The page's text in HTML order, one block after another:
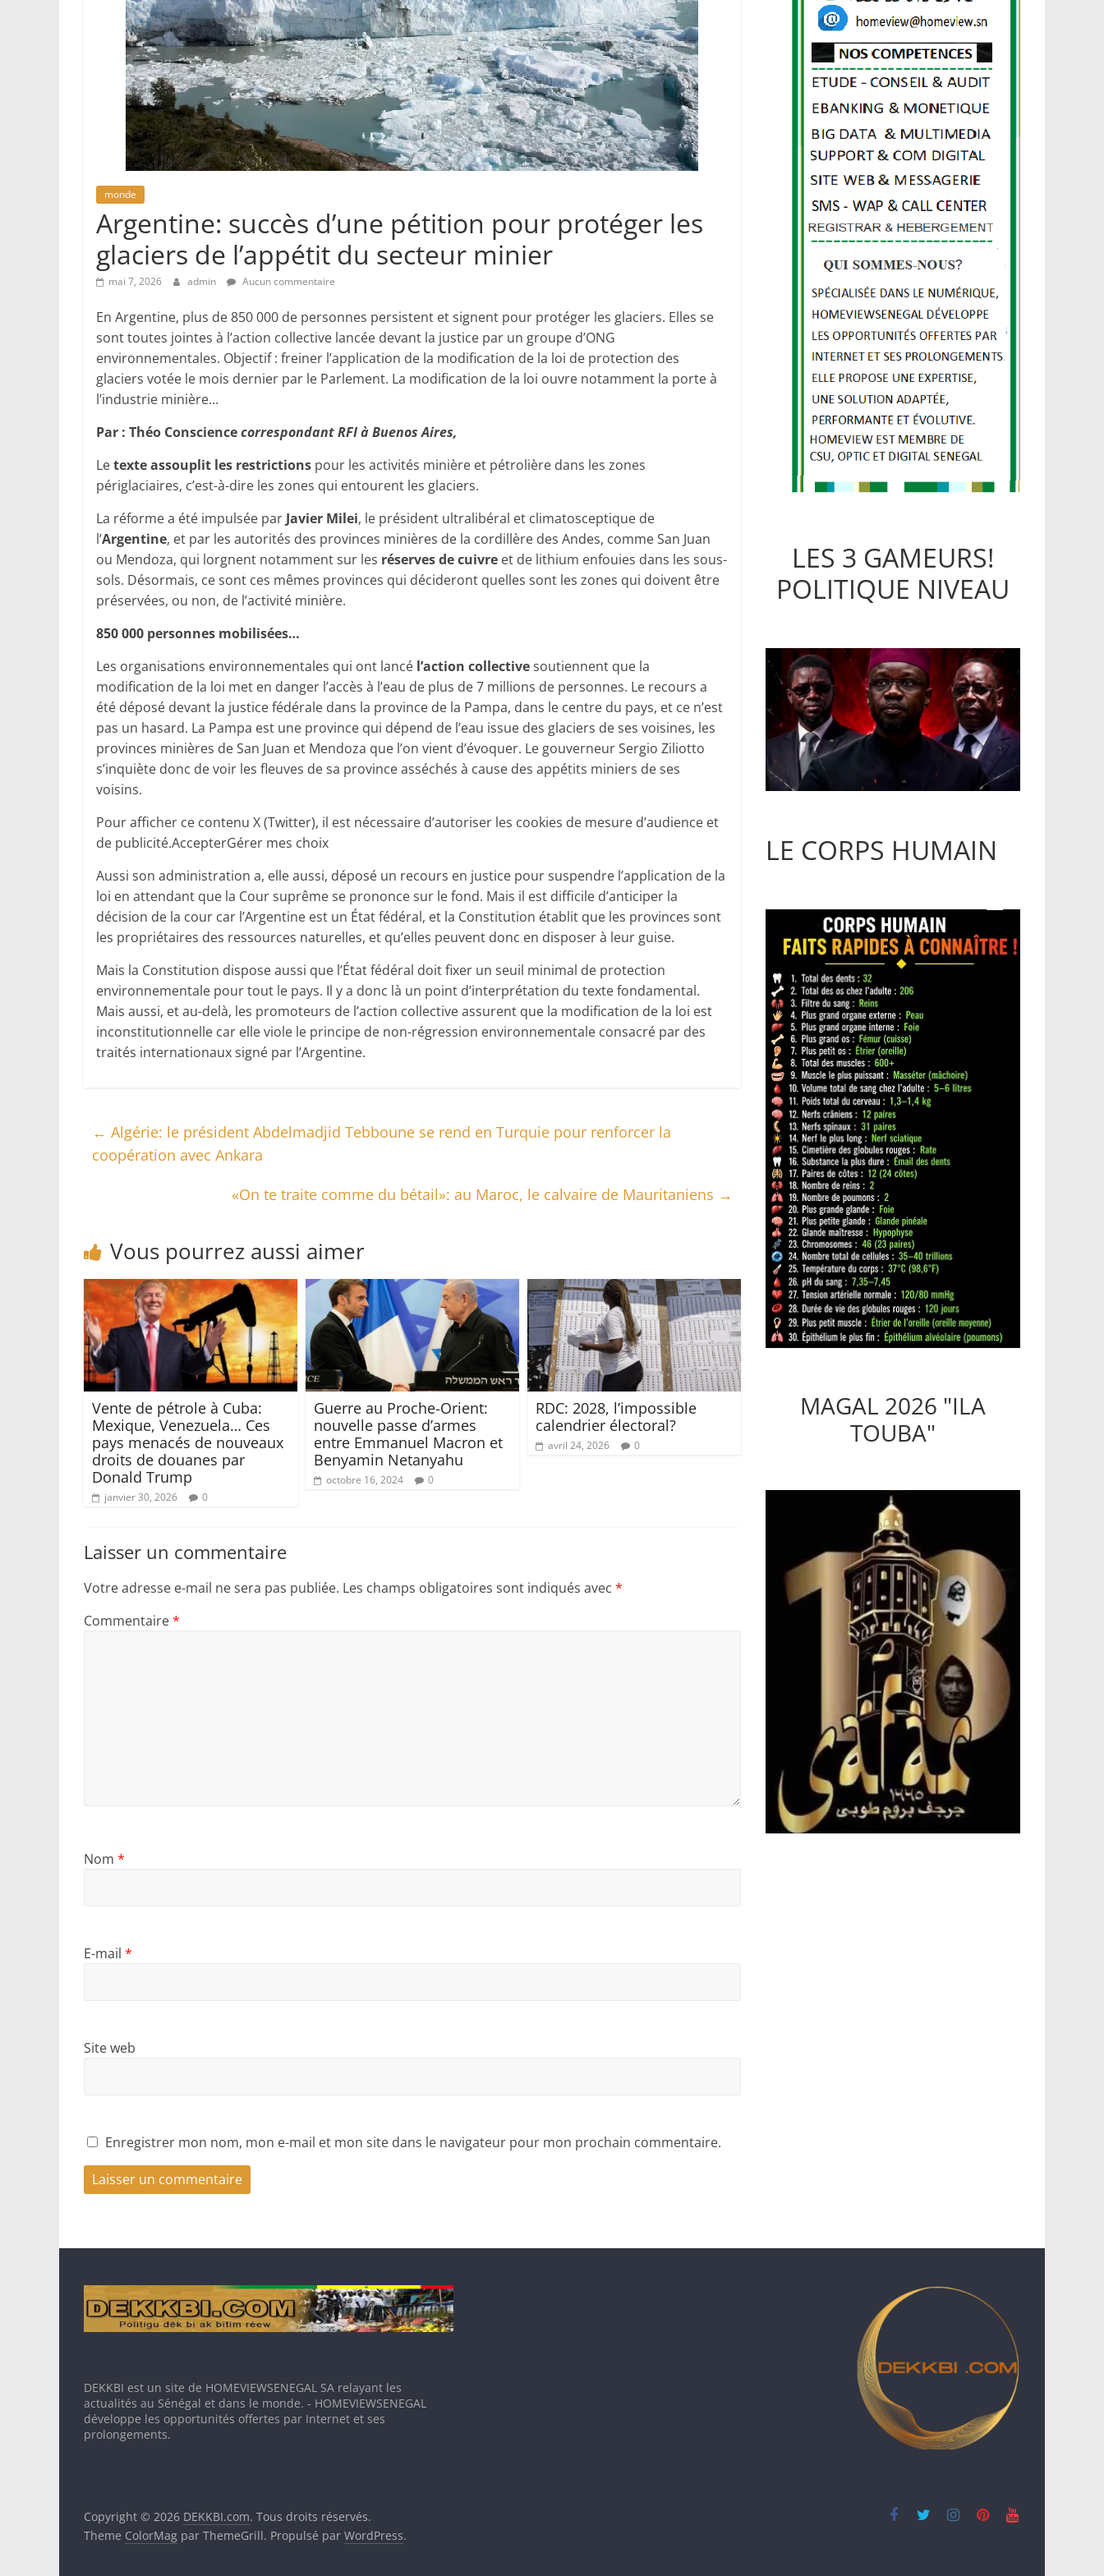
monde
Argentine: succès d’une pétition pour protéger les
glaciers de l’appétit du secteur minier
mai 7, 2026 admin Aucun commentaire
En Argentine, plus de 850 000 de personnes persistent et signent pour protéger les glaciers. Elles se
sont toutes jointes à l’action collective lancée devant la justice par un groupe d’ONG
environnementales. Objectif : freiner l’application de la modification de la loi de protection des
glaciers votée le mois dernier par le Parlement. La modification de la loi ouvre notamment la porte à
l’industrie minière…
Par : Théo Consciencecorrespondant RFI à Buenos Aires,
Letexte assouplit les restrictions pour les activités minière et pétrolière dans les zones
périglaciaires, c’est-à-dire les zones qui entourent les glaciers.
La réforme a été impulsée par Javier Milei, le président ultralibéral et climatosceptique de
l’Argentine, et par les autorités des provinces minières de la cordillère des Andes, comme San Juan
ou Mendoza, qui lorgnent notamment sur les réserves de cuivre et de lithium enfouies dans les sous-
sols. Désormais, ce sont ces mêmes provinces qui décideront quelles sont les zones qui doivent être
préservées, ou non, de l’activité minière.
850 000 personnes mobilisées…
Les organisations environnementales qui ont lancé l’action collectivesoutiennent que la
modification de la loi met en danger l’accès à l’eau de plus de 7 millions de personnes. Le recours a
été déposé devant la justice fédérale dans la province de la Pampa, dans le centre du pays, et ce n’est
pas un hasard. La Pampa est une province qui dépend de l’eau issue des glaciers de ses voisines, les
provinces minières de San Juan et Mendoza que l’on vient d’évoquer. Le gouverneur Sergio Ziliotto
s’inquiète donc de voir les fleuves de sa province asséchés à cause des appétits miniers de ses
voisins.
Pour afficher ce contenu X (Twitter), il est nécessaire d’autoriser les cookies de mesure d’audience et
de publicité.AccepterGérer mes choix
Aussi son administration a, elle aussi, déposé un recours en justice pour suspendre l’application de la
loi en attendant que la Cour suprême se prononce sur le fond. Mais il est difficile d’anticiper la
décision de la cour car l’Argentine est un État fédéral, et la Constitution établit que les provinces sont
les propriétaires des ressources naturelles, et qu’elles peuvent donc en disposer à leur guise.
Mais la Constitution dispose aussi que l’État fédéral doit fixer un seuil minimal de protection
environnementale pour tout le pays. Il y a donc là un point d’interprétation du texte fondamental.
Mais aussi, et au-delà, les promoteurs de l’action collective assurent que la modification de la loi est
inconstitutionnelle car elle viole le principe de non-régression environnementale consacré par des
traités internationaux signé par l’Argentine.
← Algérie: le président Abdelmadjid Tebboune se rend en Turquie pour renforcer la
coopération avec Ankara
«On te traite comme du bétail»: au Maroc, le calvaire de Mauritaniens →
Vous pourrez aussi aimer
Vente de pétrole à Cuba:
Mexique, Venezuela… Ces
pays menacés de nouveaux
droits de douanes par
Donald Trump
janvier 30, 2026 0
Guerre au Proche-Orient:
nouvelle passe d’armes
entre Emmanuel Macron et
Benyamin Netanyahu
octobre 16, 2024 0
RDC: 2028, l’impossible
calendrier électoral?
avril 24, 2026 0
Laisser un commentaire
Votre adresse e-mail ne sera pas publiée. Les champs obligatoires sont indiqués avec *
Commentaire*
Nom *
E-mail *
Site web
Enregistrer mon nom, mon e-mail et mon site dans le navigateur pour mon prochain commentaire.
LES 3 GAMEURS!
POLITIQUE NIVEAU
LE CORPS HUMAIN
MAGAL 2026 "ILA
TOUBA"
DEKKBI est un site de HOMEVIEWSENEGAL SA relayant les
actualités au Sénégal et dans le monde. - HOMEVIEWSENEGAL
développe les opportunités offertes par Internet et ses
prolongements.
Copyright © 2026 DEKKBI.com. Tous droits réservés.
Theme ColorMag par ThemeGrill. Propulsé par WordPress.